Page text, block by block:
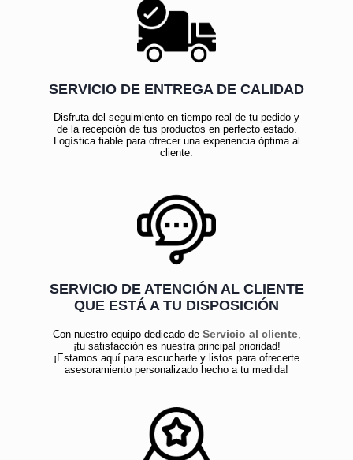
SERVICIO DE ENTREGA DE CALIDAD
Disfruta del seguimiento en tiempo real de tu pedido y
de la recepción de tus productos en perfecto estado.
Logística fiable para ofrecer una experiencia óptima al
cliente.
SERVICIO DE ATENCIÓN AL CLIENTE
QUE ESTÁ A TU DISPOSICIÓN
Con nuestro equipo dedicado de Servicio al cliente,
¡tu satisfacción es nuestra principal prioridad!
¡Estamos aquí para escucharte y listos para ofrecerte
asesoramiento personalizado hecho a tu medida!